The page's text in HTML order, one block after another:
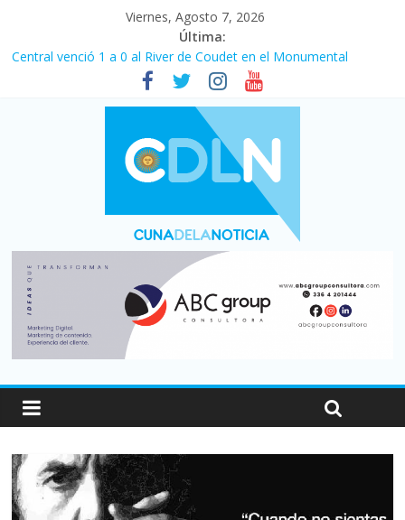
Viernes, Agosto 7, 2026
Última:
Central venció 1 a 0 al River de Coudet en el Monumental
La morosidad alcanzó su nivel más alto en dos décadas y ya
afecta a 400 mil deudores en Santa Fe
Desde que asumió Milei cerraron 41.000 kioscos: el sector
denuncia crisis como en 2001
Vacaciones de invierno con más movimiento y consumo
turístico: 4,6 millones de personas viajaron por el país, un 5,9%
Fuerte caída de la venta de autos usados en julio: bajó un 12,6%